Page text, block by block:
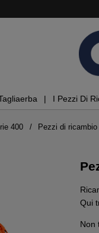
I Pezzi Di
400 Pezzi di
Qui
Non